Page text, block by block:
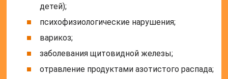
детей);
психофизиологические нарушения;
варикоз;
заболевания щитовидной железы;
отравление продуктами азотистого распада;